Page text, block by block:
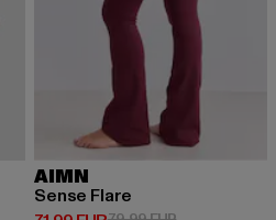
AIMN
Sense Flare